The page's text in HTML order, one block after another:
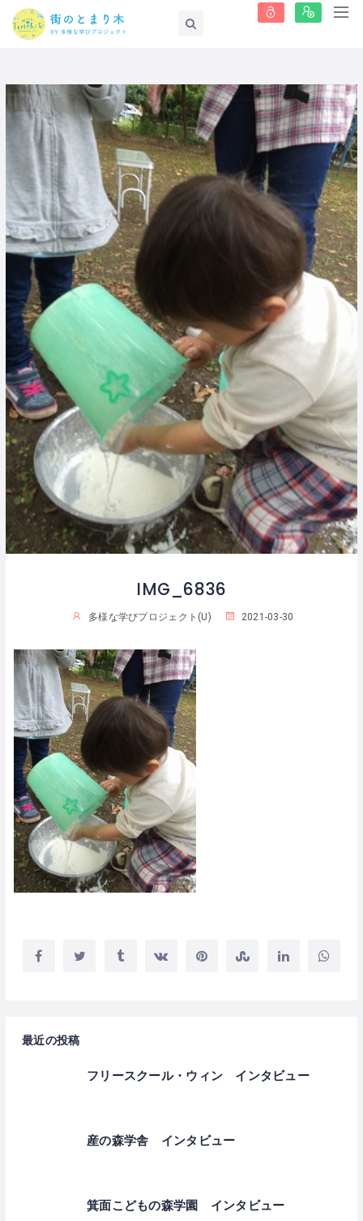
IMG_6836
多様な学びプロジェクト(U) 2021-03-30
最近の投稿
フリースクール・ウィン インタビュー
産の森学舎 インタビュー
箕面こどもの森学園 インタビュー